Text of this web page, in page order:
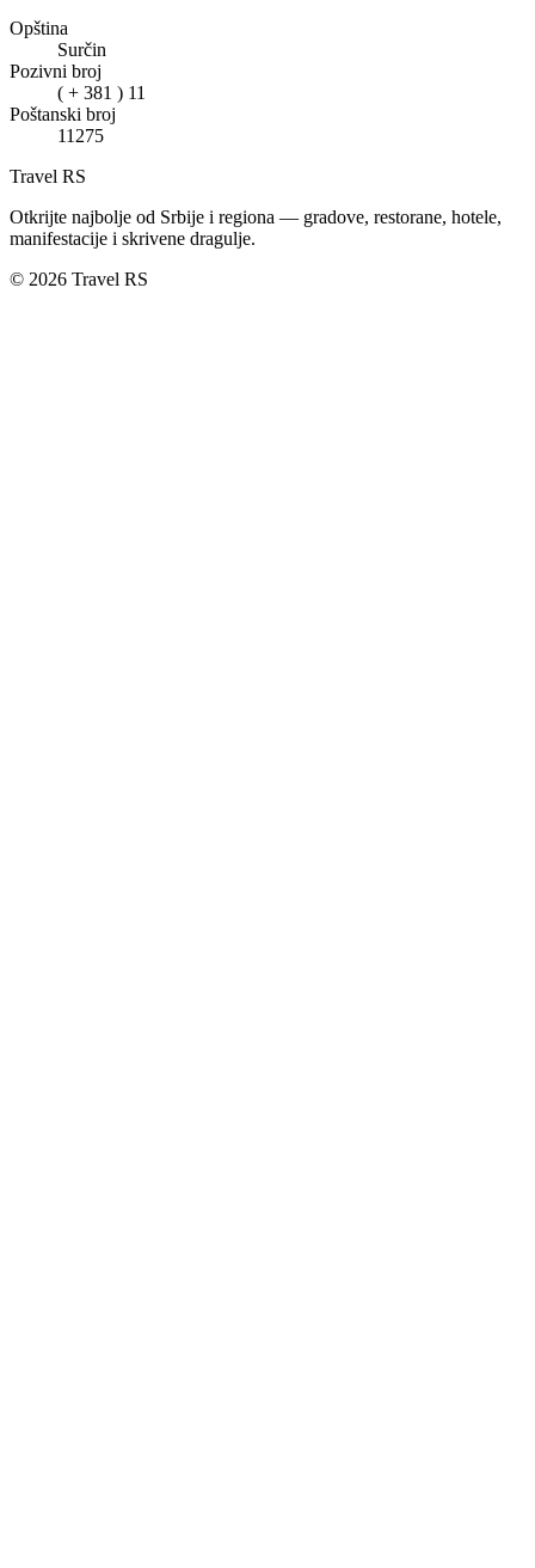
Opština
Surčin
Pozivni broj
( + 381 ) 11
Poštanski broj
11275
Travel RS
Otkrijte najbolje od Srbije i regiona — gradove, restorane, hotele,
manifestacije i skrivene dragulje.
© 2026 Travel RS